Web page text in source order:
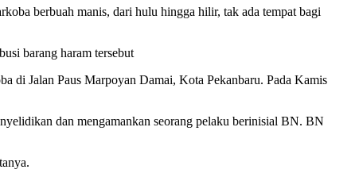
berbuah manis, dari hulu hingga hilir, tak ada tempat bagi
barang haram tersebut
di Jalan Paus Marpoyan Damai, Kota Pekanbaru. Pada Kamis
dan mengamankan seorang pelaku berinisial BN. BN